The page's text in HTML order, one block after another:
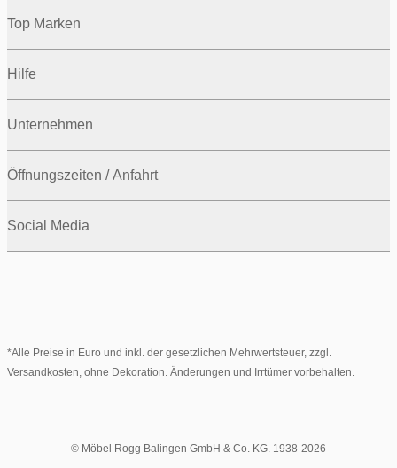
Top Marken
Hilfe
Unternehmen
Öffnungszeiten / Anfahrt
Social Media
*Alle Preise in Euro und inkl. der gesetzlichen Mehrwertsteuer, zzgl.
Versandkosten, ohne Dekoration. Änderungen und Irrtümer vorbehalten.
© Möbel Rogg Balingen GmbH & Co. KG. 1938-2026